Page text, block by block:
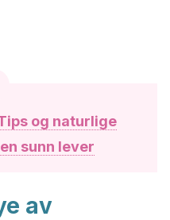
og naturlige
sunn lever
av